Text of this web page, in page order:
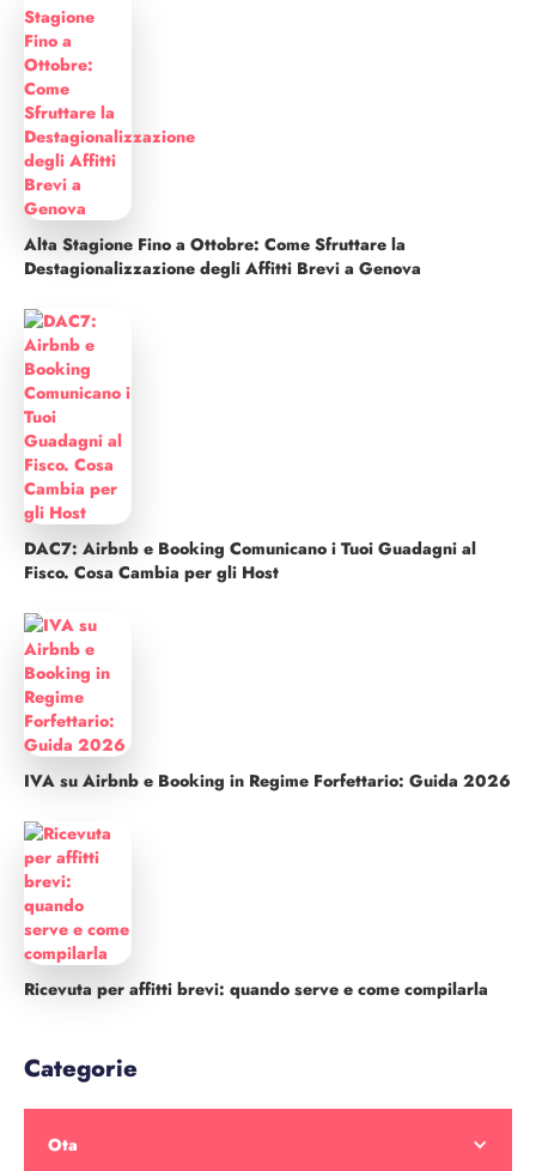
Alta Stagione Fino a Ottobre: Come Sfruttare la
Destagionalizzazione degli Affitti Brevi a Genova
DAC7: Airbnb e Booking Comunicano i Tuoi Guadagni al
Fisco. Cosa Cambia per gli Host
IVA su Airbnb e Booking in Regime Forfettario: Guida 2026
Ricevuta per affitti brevi: quando serve e come compilarla
Categorie
Ota